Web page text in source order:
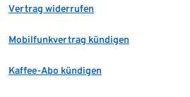
Vertrag widerrufen
Mobilfunkvertrag kündigen
Kaffee-Abo kündigen